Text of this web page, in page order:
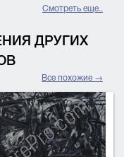
Смотреть еще..
ДРУГИХ
Все похожие →